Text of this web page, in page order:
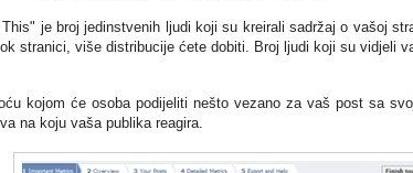
This" je broj jedinstvenih ljudi koji su kreirali sadržaj o vašoj
stranici, više distribucije ćete dobiti. Broj ljudi koji su vidjeli
kojom će osoba podijeliti nešto vezano za vaš post sa
na koju vaša publika reagira.